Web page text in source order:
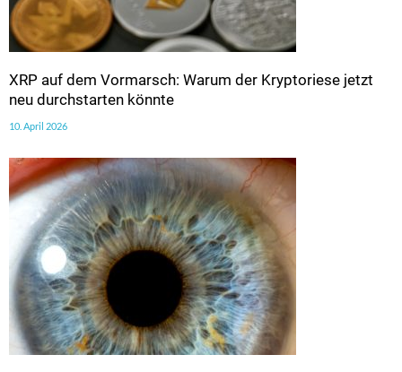
XRP auf dem Vormarsch: Warum der Kryptoriese jetzt
neu durchstarten könnte
10. April 2026